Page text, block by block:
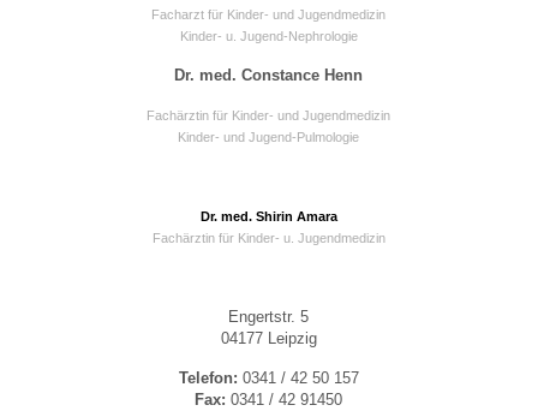
Facharzt für Kinder- und Jugendmedizin
Kinder- u. Jugend-Nephrologie
Dr. med. Constance Henn
Fachärztin für Kinder- und Jugendmedizin
Kinder- und Jugend-Pulmologie
Dr. med. Shirin Amara
Fachärztin für Kinder- u. Jugendmedizin
Engertstr. 5
04177 Leipzig
Telefon: 0341 / 42 50 157
Fax: 0341 / 42 91450